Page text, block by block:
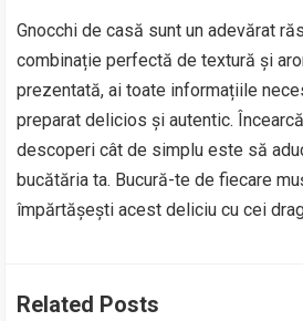
Gnocchi de casă sunt un adevărat
combinație perfectă de textură și
prezentată, ai toate informațiile
preparat delicios și autentic.
descoperi cât de simplu este să
bucătăria ta. Bucură-te de fiecare
împărtășești acest deliciu cu cei
Related Posts